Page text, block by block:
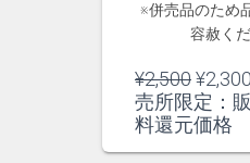
※併売品のため
容赦くだ
¥2,500元
の
価
¥2,300
売所限定：
料還元価格